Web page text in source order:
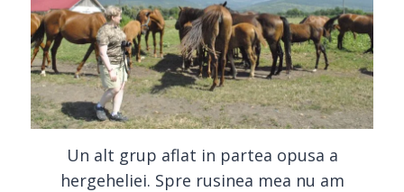
Un alt grup aflat in partea opusa a
hergeheliei. Spre rusinea mea nu am